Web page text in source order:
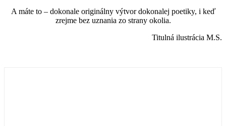
A máte to – dokonale originálny výtvor dokonalej poetiky, i keď
zrejme bez uznania zo strany okolia.
Titulná ilustrácia M.S.